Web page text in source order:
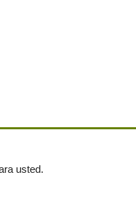
usted.